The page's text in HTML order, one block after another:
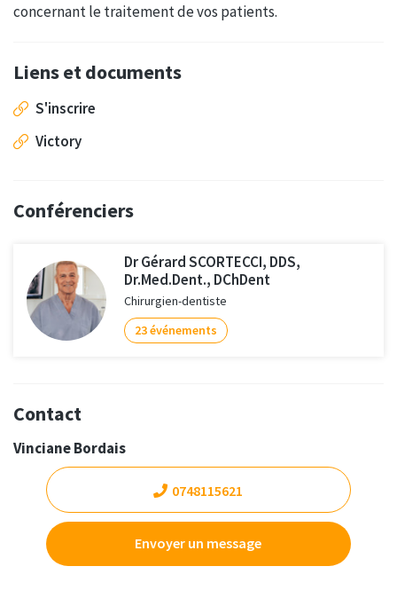
concernant le traitement de vos patients.
Liens et documents
S'inscrire
Victory
Conférenciers
Dr Gérard SCORTECCI, DDS,
Dr.Med.Dent., DChDent
Chirurgien-dentiste
23 événements
Contact
Vinciane Bordais
0748115621
Envoyer un message